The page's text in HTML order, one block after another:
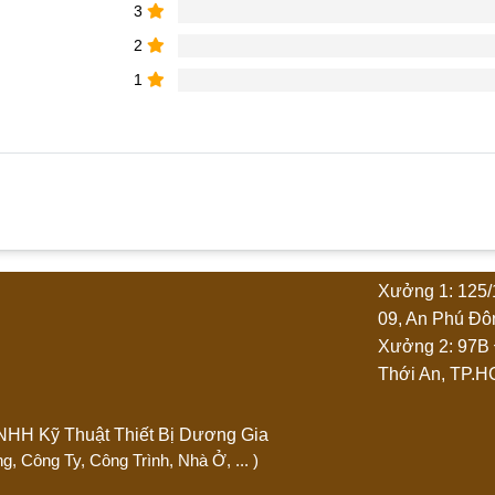
3
2
1
“Quầy lễ tân 3m lam sóng nhựa”
TNHH Kỹ Thuật Thiết Bị Dương Gia
Công Ty, Công Trình, Nhà Ở, ... )
Xưởng 1:
09, An Phú
Xưởng 2:
Thới An,